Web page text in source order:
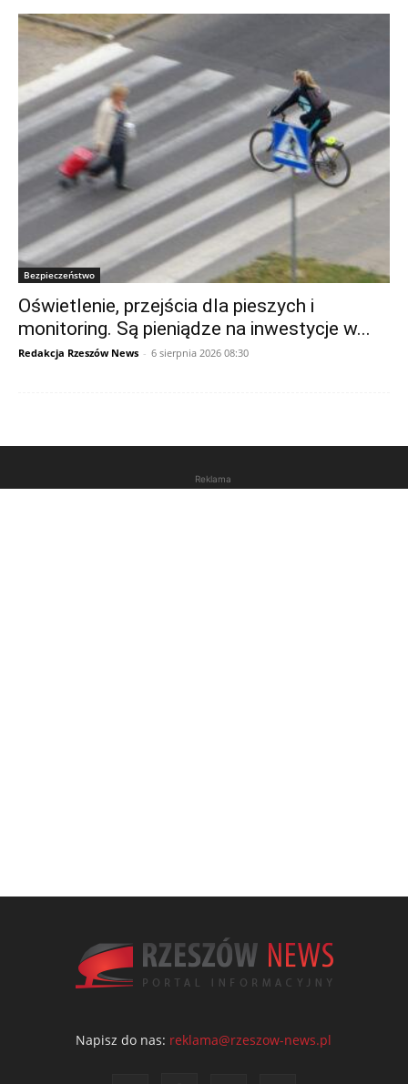
Bezpieczeństwo
Oświetlenie, przejścia dla pieszych i
monitoring. Są pieniądze na inwestycje w...
Redakcja Rzeszów News - 6 sierpnia 2026 08:30
Reklama
Napisz do nas: reklama@rzeszow-news.pl